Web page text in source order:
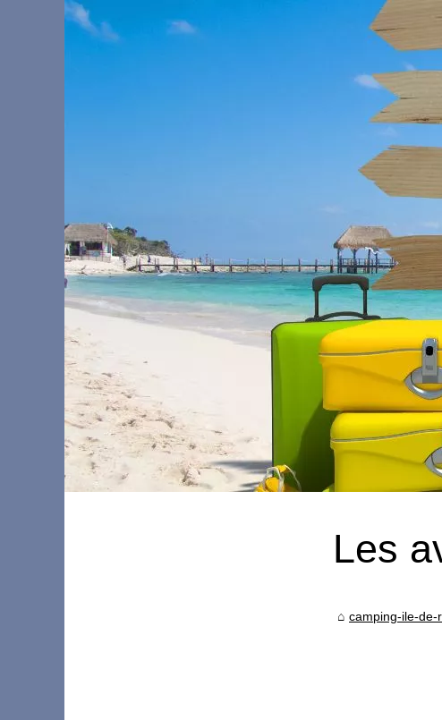
Les
camping-ile-de-